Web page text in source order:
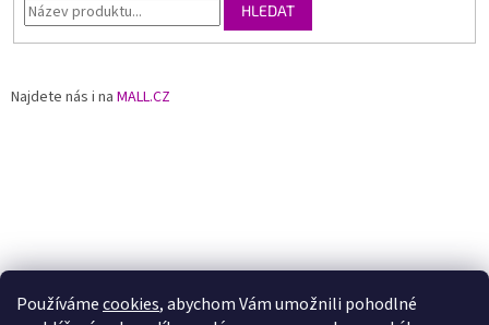
Používámecookies, abychom Vám umožnili pohodlné
HLEDAT
Najdete nás i na MALL.CZ